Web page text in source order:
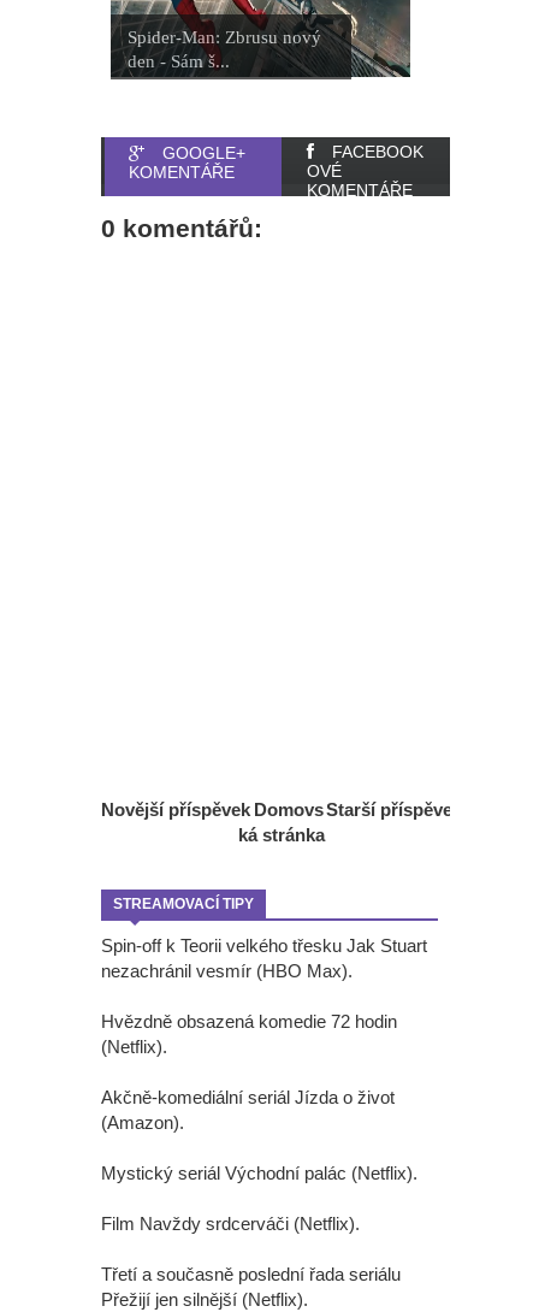
Spider-Man: Zbrusu nový
den - Sám š...
GOOGLE+
KOMENTÁŘE
FACEBOOK
OVÉ
KOMENTÁŘE
0 komentářů:
Novější příspěvek Starší příspěvek
Domovs
ká stránka
STREAMOVACÍ TIPY
Spin-off k Teorii velkého třesku Jak Stuart
nezachránil vesmír (HBO Max).
Hvězdně obsazená komedie 72 hodin
(Netflix).
Akčně-komediální seriál Jízda o život
(Amazon).
Mystický seriál Východní palác (Netflix).
Film Navždy srdcerváči (Netflix).
Třetí a současně poslední řada seriálu
Přežijí jen silnější (Netflix).